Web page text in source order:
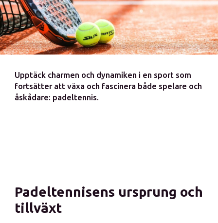
Upptäck charmen och dynamiken i en sport som
fortsätter att växa och fascinera både spelare och
åskådare: padeltennis.
Padeltennisens ursprung och
tillväxt